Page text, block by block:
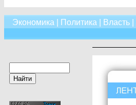
Экономика Политика Власть|